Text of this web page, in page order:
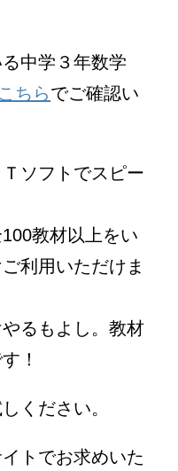
中学３年数学
こちらでご確認い
ソフトでスピー
教材以上をい
利用いただけま
るもよし。教材
！
ください。
トでお求めいた